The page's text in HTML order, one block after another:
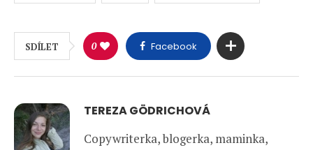
SDÍLET 0 Facebook
TEREZA GÖDRICHOVÁ
Copywriterka, blogerka, maminka,